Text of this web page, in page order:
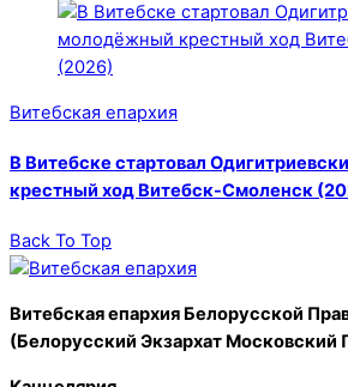
Витебская епархия
В Витебске стартовал
крестный ход Витебск-Смоленск
Back To Top
Витебская епархия Белорусской
(Белорусский Экзархат Московский